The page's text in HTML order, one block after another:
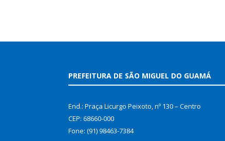
PREFEITURA DE SÃO MIGUEL DO GUAMÁ
End.: Praça Licurgo Peixoto, nº 130 – Centro
CEP: 68660-000
Fone: (91) 98463-7384